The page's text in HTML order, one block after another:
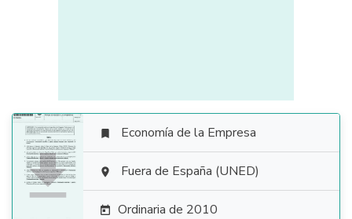

 Economía de la Empresa
 Fuera de España (UNED)
 Ordinaria de 2010